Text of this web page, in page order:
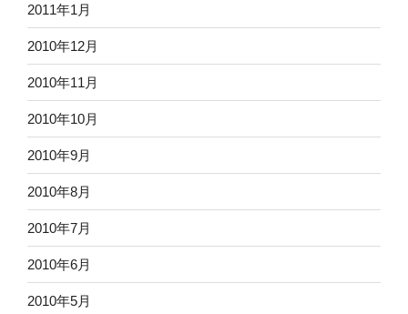
2011年1月
2010年12月
2010年11月
2010年10月
2010年9月
2010年8月
2010年7月
2010年6月
2010年5月